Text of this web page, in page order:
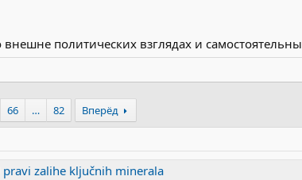
политических взглядах и самостоятельны
66 … 82 Вперёд
pravi zalihe ključnih minerala